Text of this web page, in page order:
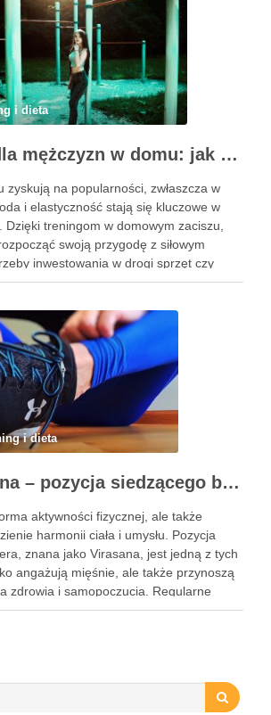
i dieta
Ćwiczenia dla mężczyzn w domu: jak zacząć i utrzymać motywację
zyskują na popularności, zwłaszcza w
i elastyczność stają się kluczowe w
Dzięki treningom w domowym zaciszu,
swoją przygodę z siłowym
inwestowania w drogi sprzęt czy
Regularne ćwiczenia, które można
i dieta
Joga Virasana – pozycja siedzącego bohatera i jej korzyści
aktywności fizycznej, ale także
harmonii ciała i umysłu. Pozycja
znana jako Virasana, jest jedną z tych
angażują mięśnie, ale także przynoszą
zdrowia i samopoczucia. Regularne
może poprawić elastyczność